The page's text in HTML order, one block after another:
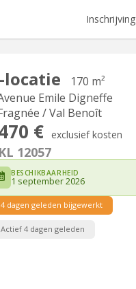
Inschrijving
locatie
170 m²
Emile Digneffe
/ Val Benoît
€ exclusief kosten
KL 12057
BESCHIKBAARHEID
1 september 2026
4 dagen geleden bijgewerkt
Actief 4 dagen geleden